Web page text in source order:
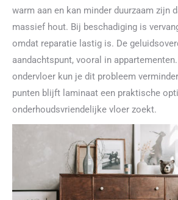
warm aan en kan minder duurzaam zijn
massief hout. Bij beschadiging is
omdat reparatie lastig is. De
aandachtspunt, vooral in
ondervloer kun je dit probleem
punten blijft laminaat een praktische
onderhoudsvriendelijke vloer zoekt.